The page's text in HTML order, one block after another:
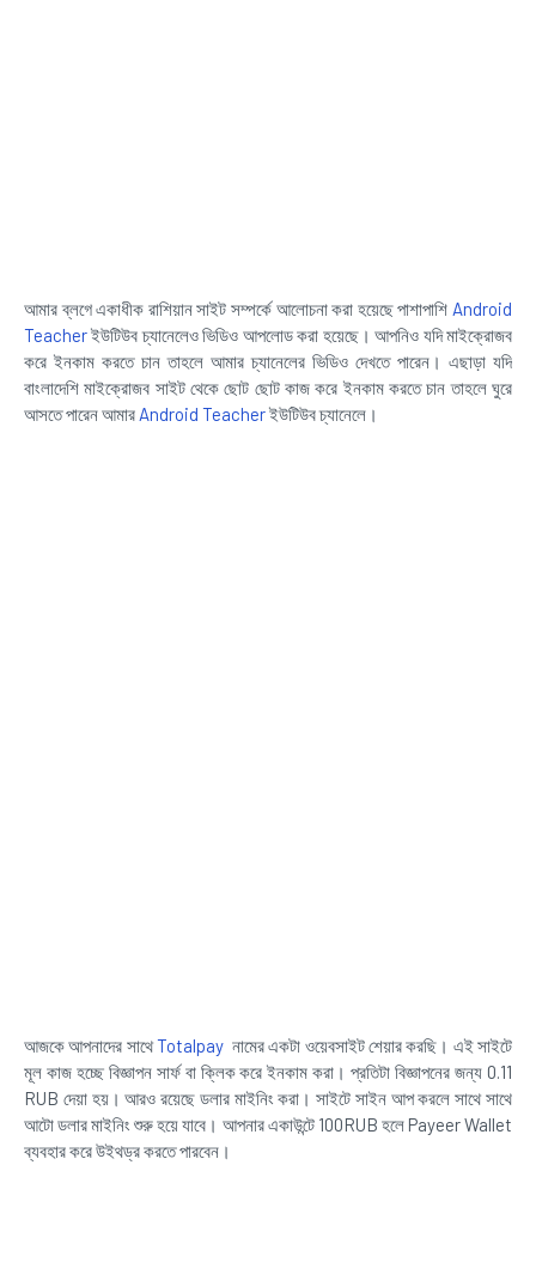
আমার ব্লগে একাধীক রাশিয়ান সাইট সম্পর্কে আলোচনা করা হয়েছে পাশাপাশি Android
Teacherইউটিউব চ্যানেলেও ভিডিও আপলোড করা হয়েছে। আপনিও যদি মাইক্রোজব
করে ইনকাম করতে চান তাহলে আমার চ্যানেলের ভিডিও দেখতে পারেন। এছাড়া যদি
বাংলাদেশি মাইক্রোজব সাইট থেকে ছোট ছোট কাজ করে ইনকাম করতে চান তাহলে ঘুরে
আসতে পারেন আমার Android Teacherইউটিউব চ্যানেলে।
আজকে আপনাদের সাথেTotalpay নামের একটা ওয়েবসাইট শেয়ার করছি। এই সাইটে
মূল কাজ হচ্ছে বিজ্ঞাপন সার্ফ বা ক্লিক করে ইনকাম করা। প্রতিটা বিজ্ঞাপনের জন্য 0.11
RUB দেয়া হয়। আরও রয়েছে ডলার মাইনিং করা। সাইটে সাইন আপ করলে সাথে সাথে
আটো ডলার মাইনিং শুরু হয়ে যাবে। আপনার একাউন্টে 100RUB হলে Payeer Wallet
ব্যবহার করে উইথড্র করতে পারবেন।